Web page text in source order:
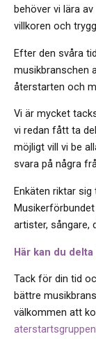
behöver vi lära
villkoren och
Efter den svåra
musikbranschen
återstarten och
Vi är mycket
vi redan fått ta
möjligt vill vi be
svara på några
Enkäten riktar
artister, sångare,
Här kan du
Tack för din tid
bättre
välkommen att